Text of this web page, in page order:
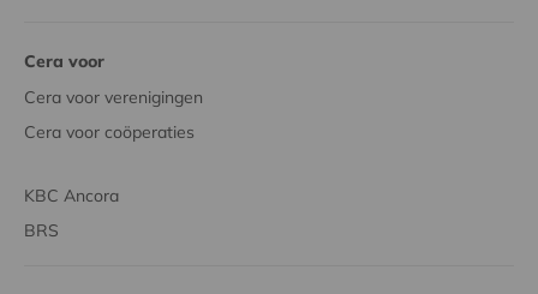
Cera voor
Cera voor verenigingen
Cera voor coöperaties
KBC Ancora
BRS